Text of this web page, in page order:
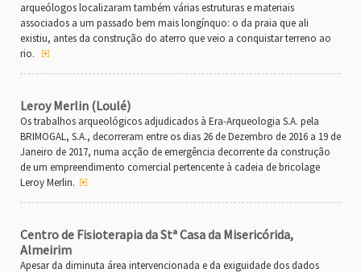
arqueólogos localizaram também várias estruturas e materiais
associados a um passado bem mais longínquo: o da praia que ali
existiu, antes da construção do aterro que veio a conquistar terreno ao
rio.
Leroy Merlin (Loulé)
Os trabalhos arqueológicos adjudicados à Era-Arqueologia S.A. pela
BRIMOGAL, S.A., decorreram entre os dias 26 de Dezembro de 2016 a 19 de
Janeiro de 2017, numa acção de emergência decorrente da construção
de um empreendimento comercial pertencente à cadeia de bricolage
Leroy Merlin.
Centro de Fisioterapia da Stª Casa da Misericórida,
Almeirim
Apesar da diminuta área intervencionada e da exiguidade dos dados